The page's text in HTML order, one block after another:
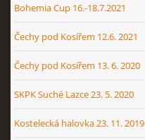
Bohemia Cup 16.-18.7.2021
Čechy pod Kosířem 12.6. 2021
Čechy pod Kosířem 13. 6. 2020
SKPK Suché Lazce 23. 5. 2020
Kostelecká halovka 23. 11. 2019